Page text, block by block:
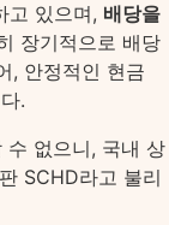
고 있으며, 배당을
장기적으로 배당
, 안정적인 현금
.
수 없으니, 국내 상
SCHD라고 불리